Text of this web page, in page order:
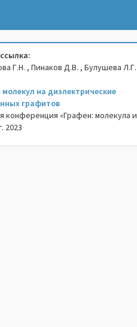
Г.Н. , Пинаков Д.В. , Булушева Л.Г.
на диэлектрические
графитов
конференция «Графен: молекула и
2023